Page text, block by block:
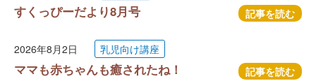
すくっぴーだより8月号 記事を読む
2026年8月2日 乳児向け講座
ママも赤ちゃんも癒されたね！ 記事を読む